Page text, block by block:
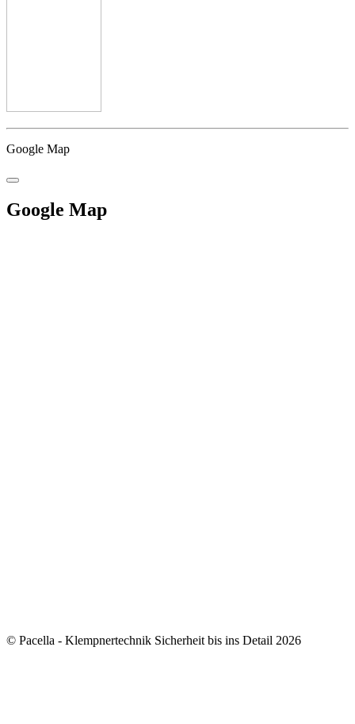
Google Map
Google Map
how to add
© Pacella - Klempnertechnik Sicherheit bis ins Detail 2026